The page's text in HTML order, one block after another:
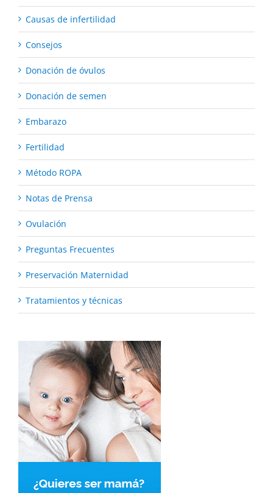
Causas de infertilidad
Consejos
Donación de óvulos
Donación de semen
Embarazo
Fertilidad
Método ROPA
Notas de Prensa
Ovulación
Preguntas Frecuentes
Preservación Maternidad
Tratamientos y técnicas